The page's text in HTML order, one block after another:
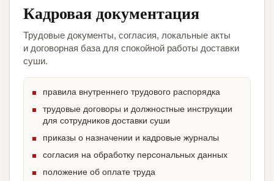
Кадровая документация
Трудовые документы, согласия, локальные акты
и договорная база для спокойной работы доставки
суши.
правила внутреннего трудового распорядка
трудовые договоры и должностные инструкции
для сотрудников доставки суши
приказы о назначении и кадровые журналы
согласия на обработку персональных данных
положение об оплате труда